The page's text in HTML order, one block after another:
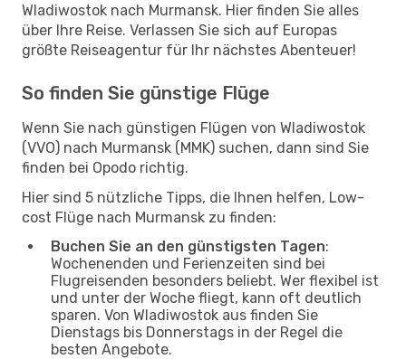
Wladiwostok nach Murmansk. Hier finden Sie alles
über Ihre Reise. Verlassen Sie sich auf Europas
größte Reiseagentur für Ihr nächstes Abenteuer!
So finden Sie günstige Flüge
Wenn Sie nach günstigen Flügen von Wladiwostok
(VVO) nach Murmansk (MMK) suchen, dann sind Sie
finden bei Opodo richtig.
Hier sind 5 nützliche Tipps, die Ihnen helfen, Low-
cost Flüge nach Murmansk zu finden:
Buchen Sie an den günstigsten Tagen:
Wochenenden und Ferienzeiten sind bei
Flugreisenden besonders beliebt. Wer flexibel ist
und unter der Woche fliegt, kann oft deutlich
sparen. Von Wladiwostok aus finden Sie
Dienstags bis Donnerstags in der Regel die
besten Angebote.